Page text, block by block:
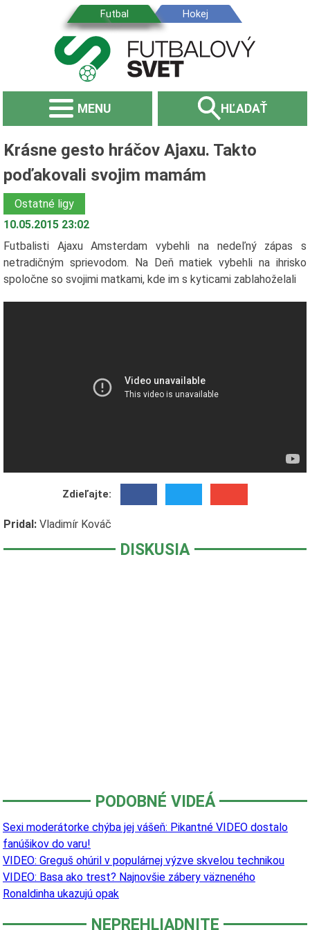
MENU HĽADAŤ
Krásne gesto hráčov Ajaxu. Takto
poďakovali svojim mamám
Ostatné ligy
10.05.2015 23:02
Futbalisti Ajaxu Amsterdam vybehli na nedeľný zápas s
netradičným sprievodom. Na Deň matiek vybehli na ihrisko
spoločne so svojimi matkami, kde im s kyticami zablahoželali
Zdieľajte:
Pridal: Vladimír Kováč
DISKUSIA
PODOBNÉ VIDEÁ
Sexi moderátorke chýba jej vášeň: Pikantné VIDEO dostalo
fanúšikov do varu!
VIDEO: Greguš ohúril v populárnej výzve skvelou technikou
VIDEO: Basa ako trest? Najnovšie zábery väzneného
Ronaldinha ukazujú opak
NEPREHLIADNITE